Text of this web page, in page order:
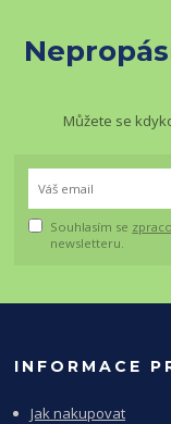
Můžete se
Souhlasím se
newsletteru.
INFORMACE
Jak nakupovat